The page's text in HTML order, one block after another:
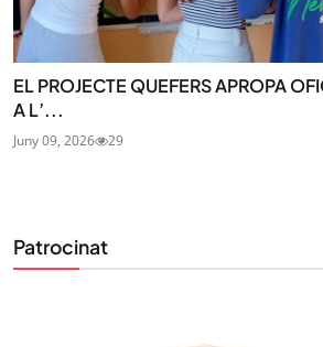
EL PROJECTE QUEFERS APROPA
A L’...
Juny 09, 2026 29
Patrocinat